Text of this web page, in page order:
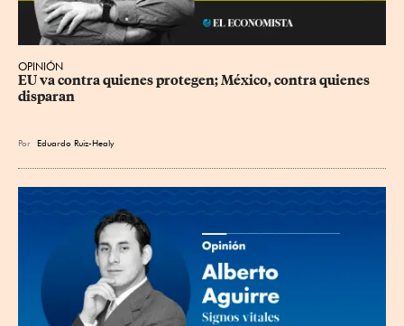
OPINIÓN
EU va contra quienes protegen; México, contra quienes
disparan
Por Eduardo Ruiz-Healy